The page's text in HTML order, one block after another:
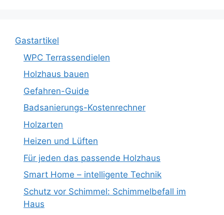
Gastartikel
WPC Terrassendielen
Holzhaus bauen
Gefahren-Guide
Badsanierungs-Kostenrechner
Holzarten
Heizen und Lüften
Für jeden das passende Holzhaus
Smart Home – intelligente Technik
Schutz vor Schimmel: Schimmelbefall im
Haus